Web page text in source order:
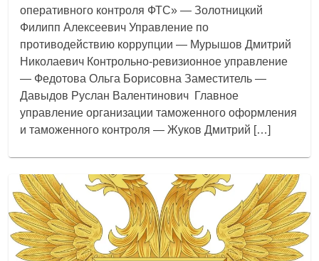
оперативного контроля ФТС» — Золотницкий
Филипп Алексеевич Управление по
противодействию коррупции — Мурышов Дмитрий
Николаевич Контрольно-ревизионное управление
— Федотова Ольга Борисовна Заместитель —
Давыдов Руслан Валентинович Главное
управление организации таможенного оформления
и таможенного контроля — Жуков Дмитрий […]